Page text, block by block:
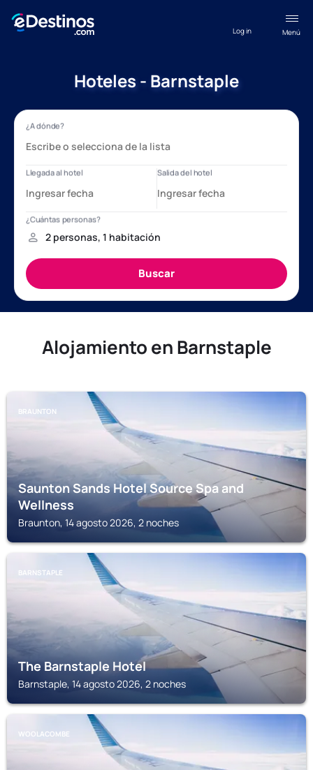
Menú
Log in
Hoteles - Barnstaple
Alojamiento en Barnstaple
BRAUNTON
Saunton Sands Hotel Source Spa and
Wellness
Braunton, 14 agosto 2026, 2 noches
BARNSTAPLE
The Barnstaple Hotel
Barnstaple, 14 agosto 2026, 2 noches
WOOLACOMBE